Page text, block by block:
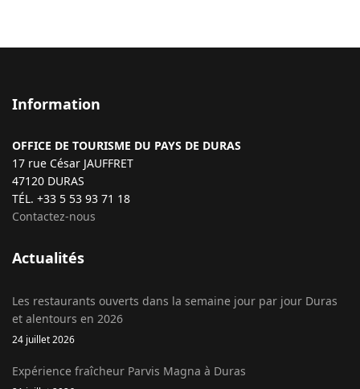
Information
OFFICE DE TOURISME DU PAYS DE DURAS
17 rue César JAUFFRET
47120 DURAS
TÉL. +33 5 53 93 71 18
Contactez-nous
Actualités
Les restaurants ouverts dans la semaine jour par jour Duras
et alentours en 2026
24 juillet 2026
Expérience fraîcheur Parvis Magna à Duras